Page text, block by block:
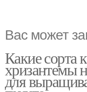
Вас может
Какие сорта
хризантемы
для